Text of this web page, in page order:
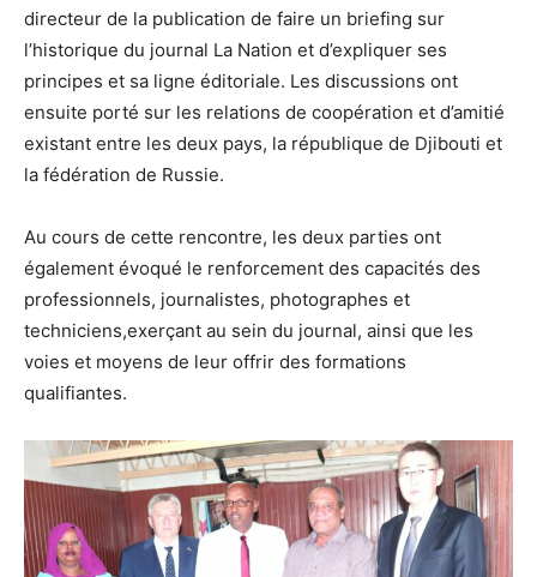
directeur de la publication de faire un briefing sur
l’historique du journal La Nation et d’expliquer ses
principes et sa ligne éditoriale. Les discussions ont
ensuite porté sur les relations de coopération et d’amitié
existant entre les deux pays, la république de Djibouti et
la fédération de Russie.
Au cours de cette rencontre, les deux parties ont
également évoqué le renforcement des capacités des
professionnels, journalistes, photographes et
techniciens,exerçant au sein du journal, ainsi que les
voies et moyens de leur offrir des formations
qualifiantes.